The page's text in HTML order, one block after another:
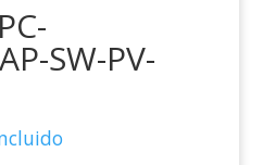
SW-PV-